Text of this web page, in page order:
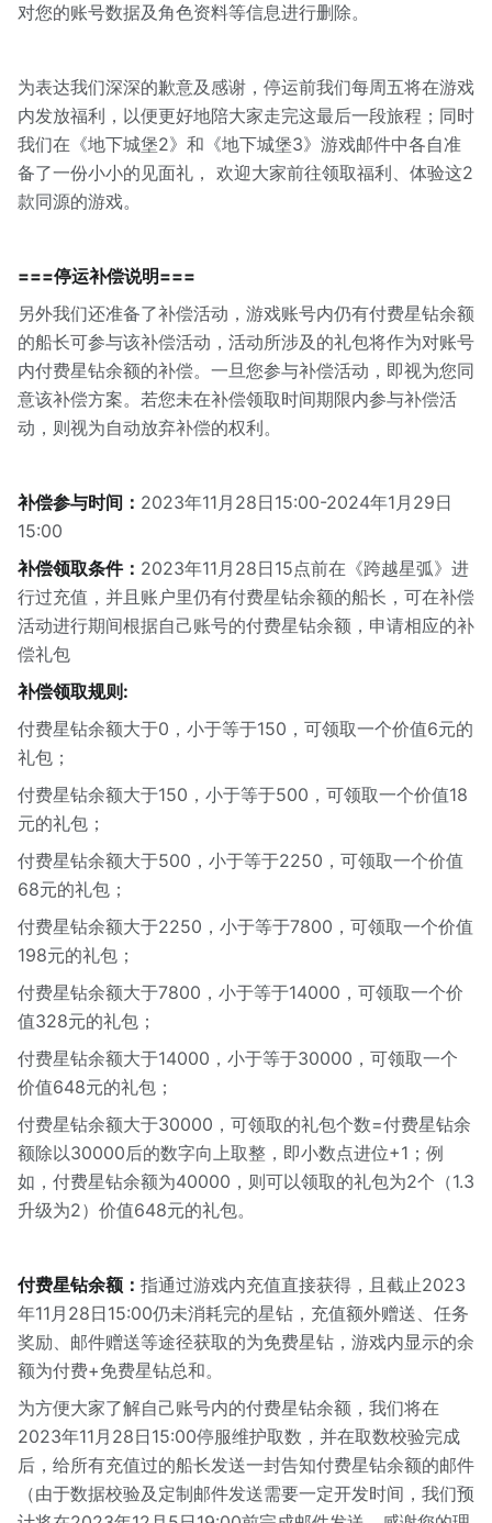
对您的账号数据及角色资料等信息进行删除。
为表达我们深深的歉意及感谢，停运前我们每周五将在游戏
内发放福利，以便更好地陪大家走完这最后一段旅程；同时
我们在《地下城堡2》和《地下城堡3》游戏邮件中各自准
备了一份小小的见面礼， 欢迎大家前往领取福利、体验这2
款同源的游戏。
===停运补偿说明===
另外我们还准备了补偿活动，游戏账号内仍有付费星钻余额
的船长可参与该补偿活动，活动所涉及的礼包将作为对账号
内付费星钻余额的补偿。一旦您参与补偿活动，即视为您同
意该补偿方案。若您未在补偿领取时间期限内参与补偿活
动，则视为自动放弃补偿的权利。
补偿参与时间： 2023年11月28日15:00-2024年1月29日
15:00
补偿领取条件： 2023年11月28日15点前在《跨越星弧》进
行过充值，并且账户里仍有付费星钻余额的船长，可在补偿
活动进行期间根据自己账号的付费星钻余额，申请相应的补
偿礼包
补偿领取规则:
付费星钻余额大于0，小于等于150，可领取一个价值6元的
礼包；
付费星钻余额大于150，小于等于500，可领取一个价值18
元的礼包；
付费星钻余额大于500，小于等于2250，可领取一个价值
68元的礼包；
付费星钻余额大于2250，小于等于7800，可领取一个价值
198元的礼包；
付费星钻余额大于7800，小于等于14000，可领取一个价
值328元的礼包；
付费星钻余额大于14000，小于等于30000，可领取一个
价值648元的礼包；
付费星钻余额大于30000，可领取的礼包个数=付费星钻余
额除以30000后的数字向上取整，即小数点进位+1；例
如，付费星钻余额为40000，则可以领取的礼包为2个（1.3
升级为2）价值648元的礼包。
付费星钻余额： 指通过游戏内充值直接获得，且截止2023
年11月28日15:00仍未消耗完的星钻，充值额外赠送、任务
奖励、邮件赠送等途径获取的为免费星钻，游戏内显示的余
额为付费+免费星钻总和。
为方便大家了解自己账号内的付费星钻余额，我们将在
2023年11月28日15:00停服维护取数，并在取数校验完成
后，给所有充值过的船长发送一封告知付费星钻余额的邮件
（由于数据校验及定制邮件发送需要一定开发时间，我们预